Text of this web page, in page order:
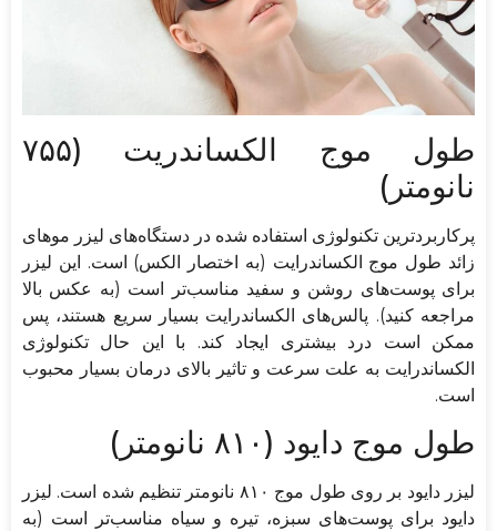
طول موج الکساندریت (۷۵۵
نانومتر)
پرکاربردترین تکنولوژی استفاده شده در دستگاه‌های لیزر موهای
زائد طول موج الکساندرایت (به اختصار الکس) است. این لیزر
برای پوست‌های روشن و سفید مناسب‌تر است (به عکس بالا
مراجعه کنید). پالس‌های الکساندرایت بسیار سریع هستند، پس
ممکن است درد بیشتری ایجاد کند. با این حال تکنولوژی
الکساندرایت به علت سرعت و تاثیر بالای درمان بسیار محبوب
است.
طول موج دایود (۸۱۰ نانومتر)
لیزر دایود بر روی طول موج ۸۱۰ نانومتر تنظیم شده است. لیزر
دایود برای پوست‌های سبزه، تیره و سیاه مناسب‌تر است (به